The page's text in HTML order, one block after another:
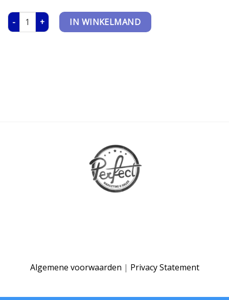
Rabbit Richie - Green aantalIN WINKELMAND
Algemene voorwaarden | Privacy Statement